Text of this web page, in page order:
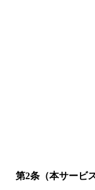
第2条（本サービ